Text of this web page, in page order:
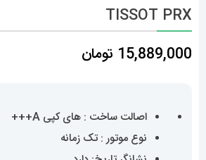
TISSOT PRX
15,889,000 تومان
اصالت ساخت : های کپی A+++
نوع موتور : تک زمانه